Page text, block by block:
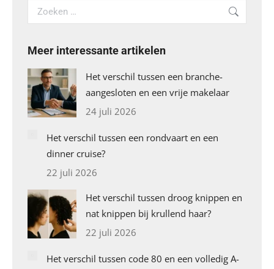
Search:
Meer interessante artikelen
Het verschil tussen een branche-
aangesloten en een vrije makelaar
24 juli 2026
Het verschil tussen een rondvaart en een
dinner cruise?
22 juli 2026
Het verschil tussen droog knippen en
nat knippen bij krullend haar?
22 juli 2026
Het verschil tussen code 80 en een volledig A-